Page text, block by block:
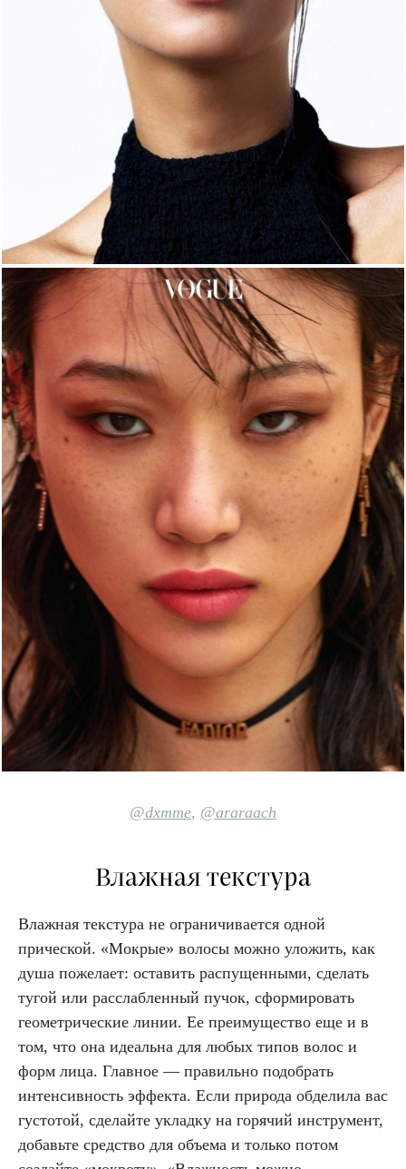
@dxmme, @araraach
Влажная текстура
Влажная текстура не ограничивается одной
прической. «‎Мокрые»‎ волосы можно уложить, как
душа пожелает: оставить распущенными, cделать
тугой или расслабленный пучок, сформировать
геометрические линии. Ее преимущество еще и в
том, что она идеальна для любых типов волос и
форм лица. Главное — правильно подобрать
интенсивность эффекта. Если природа обделила вас
густотой, сделайте укладку на горячий инструмент,
добавьте средство для объема и только потом